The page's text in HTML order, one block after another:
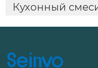
Кухонный